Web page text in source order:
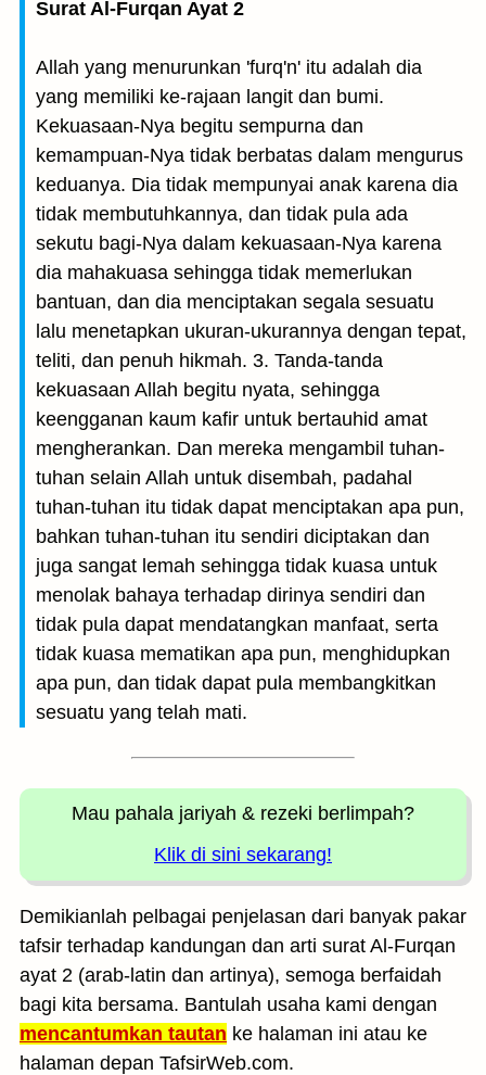
Surat Al-Furqan Ayat 2
Allah yang menurunkan 'furq'n' itu adalah dia
yang memiliki ke-rajaan langit dan bumi.
Kekuasaan-Nya begitu sempurna dan
kemampuan-Nya tidak berbatas dalam mengurus
keduanya. Dia tidak mempunyai anak karena dia
tidak membutuhkannya, dan tidak pula ada
sekutu bagi-Nya dalam kekuasaan-Nya karena
dia mahakuasa sehingga tidak memerlukan
bantuan, dan dia menciptakan segala sesuatu
lalu menetapkan ukuran-ukurannya dengan tepat,
teliti, dan penuh hikmah. 3. Tanda-tanda
kekuasaan Allah begitu nyata, sehingga
keengganan kaum kafir untuk bertauhid amat
mengherankan. Dan mereka mengambil tuhan-
tuhan selain Allah untuk disembah, padahal
tuhan-tuhan itu tidak dapat menciptakan apa pun,
bahkan tuhan-tuhan itu sendiri diciptakan dan
juga sangat lemah sehingga tidak kuasa untuk
menolak bahaya terhadap dirinya sendiri dan
tidak pula dapat mendatangkan manfaat, serta
tidak kuasa mematikan apa pun, menghidupkan
apa pun, dan tidak dapat pula membangkitkan
sesuatu yang telah mati.
Mau pahala jariyah & rezeki berlimpah?
Klik di sini sekarang!
Demikianlah pelbagai penjelasan dari banyak pakar
tafsir terhadap kandungan dan arti surat Al-Furqan
ayat 2 (arab-latin dan artinya), semoga berfaidah
bagi kita bersama. Bantulah usaha kami dengan
mencantumkan tautan ke halaman ini atau ke
halaman depan TafsirWeb.com.